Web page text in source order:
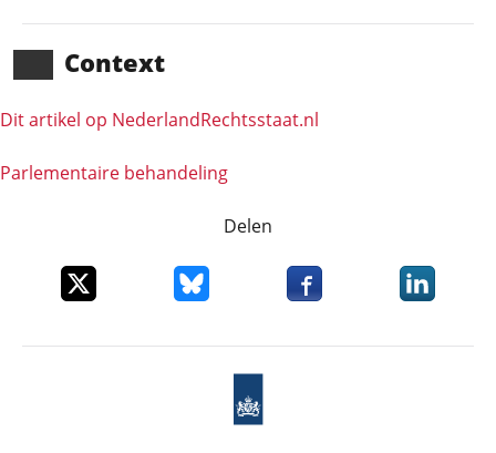
Context
Dit artikel op NederlandRechts­staat.nl
Parlementaire behandeling
Delen
Deel dit item op XDeel dit item op Bluesky
Deel dit item opDeel dit